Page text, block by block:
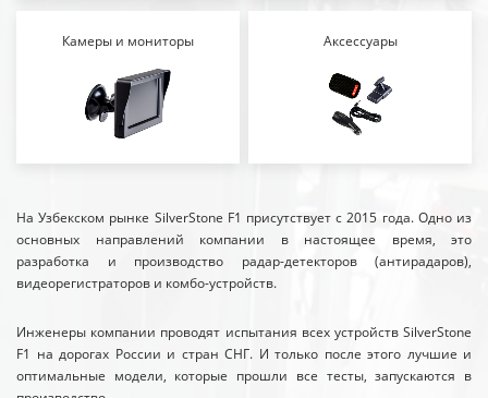
Камеры и мониторы Аксессуары
На Узбекском рынке SilverStone F1 присутствует с 2015 года. Одно из
основных направлений компании в настоящее время, это
разработка и производство радар-детекторов (антирадаров),
видеорегистраторов и комбо-устройств.
Инженеры компании проводят испытания всех устройств SilverStone
F1 на дорогах России и стран СНГ. И только после этого лучшие и
оптимальные модели, которые прошли все тесты, запускаются в